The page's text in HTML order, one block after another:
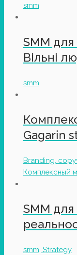
smm
SMM
Вільні
smm
Gagarin
Branding,
Комплексный
SMM
smm, Strategy